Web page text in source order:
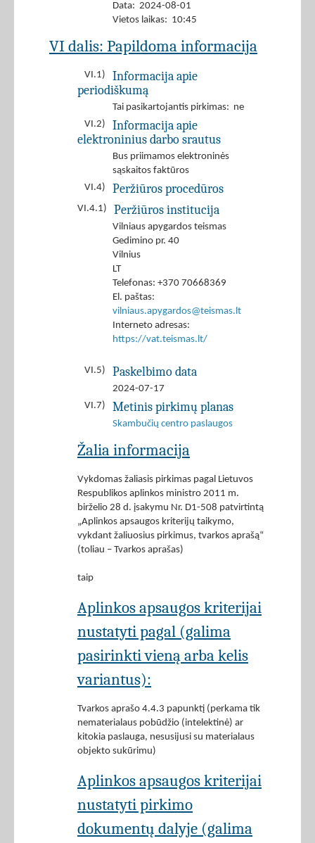
Data: 2024-08-01
Vietos laikas: 10:45
VI dalis: Papildoma informacija
VI.1)
Informacija apie
periodiškumą
Tai pasikartojantis pirkimas: ne
VI.2)
Informacija apie
elektroninius darbo srautus
Bus priimamos elektroninės
sąskaitos faktūros
VI.4)
Peržiūros procedūros
VI.4.1) Peržiūros institucija
Vilniaus apygardos teismas
Gedimino pr. 40
Vilnius
LT
Telefonas: +370 70668369
El. paštas:
vilniaus.apygardos@teismas.lt
Interneto adresas:
https://vat.teismas.lt/
VI.5) Paskelbimo data
2024-07-17
VI.7)
Metinis pirkimų planas
Skambučių centro paslaugos
Žalia informacija
Vykdomas žaliasis pirkimas pagal Lietuvos
Respublikos aplinkos ministro 2011 m.
birželio 28 d. įsakymu Nr. D1-508 patvirtintą
„Aplinkos apsaugos kriterijų taikymo,
vykdant žaliuosius pirkimus, tvarkos aprašą“
(toliau – Tvarkos aprašas)
taip
Aplinkos apsaugos kriterijai
nustatyti pagal (galima
pasirinkti vieną arba kelis
variantus):
Tvarkos aprašo 4.4.3 papunktį (perkama tik
nematerialaus pobūdžio (intelektinė) ar
kitokia paslauga, nesusijusi su materialaus
objekto sukūrimu)
Aplinkos apsaugos kriterijai
nustatyti pirkimo
dokumentų dalyje (galima